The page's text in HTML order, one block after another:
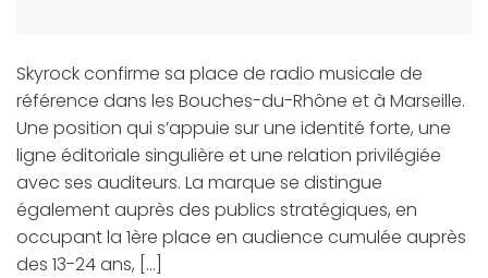
Skyrock confirme sa place de radio musicale de
référence dans les Bouches-du-Rhône et à Marseille.
Une position qui s’appuie sur une identité forte, une
ligne éditoriale singulière et une relation privilégiée
avec ses auditeurs. La marque se distingue
également auprès des publics stratégiques, en
occupant la 1ère place en audience cumulée auprès
des 13-24 ans, […]